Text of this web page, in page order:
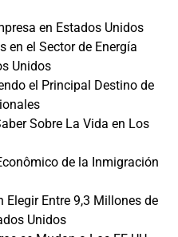
en Estados Unidos
en el Sector de Energía
Unidos
el Principal Destino de
Sobre La Vida en Los
de la Inmigración
Elegir Entre 9,3 Millones de
Unidos